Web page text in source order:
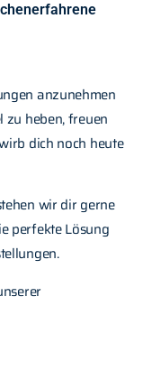
anzunehmen
zu heben, freuen
dich noch heute
wir dir gerne
perfekte Lösung